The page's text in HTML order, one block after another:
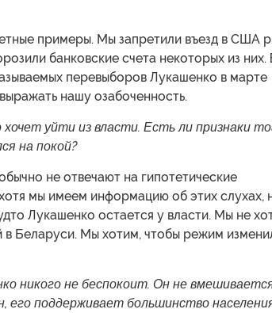
примеры. Мы запретили въезд в США
банковские счета некоторых из них.
перевыборов Лукашенко в марте
нашу озабоченность.
уйти из власти. Есть ли признаки
на покой?
не отвечают на гипотетические
мы имеем информацию об этих слухах,
Лукашенко остается у власти. Мы не
Беларуси. Мы хотим, чтобы режим
никого не беспокоит. Он не
его поддерживает большинство